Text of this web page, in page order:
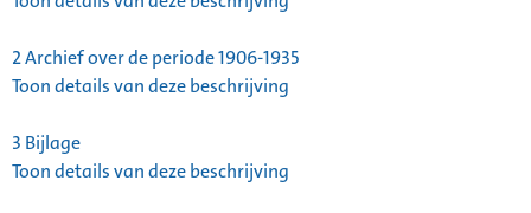
2Archief over de periode 1906-1935
Toon details van deze beschrijving
3 Bijlage
Toon details van deze beschrijving